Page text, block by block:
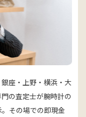
座・上野・横浜・大
の査定士が腕時計の
その場での即現金